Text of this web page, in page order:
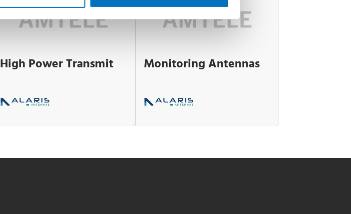
High Power Transmit Monitoring Antennas